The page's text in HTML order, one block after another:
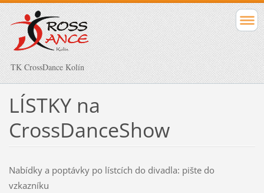
TK CrossDance Kolín
LÍSTKY na
CrossDanceShow
Nabídky a poptávky po lístcích do divadla: pište do
vzkazníku